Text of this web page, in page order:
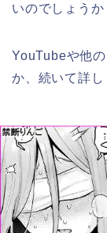
いのでしょうか
YouTubeや他
か、続いて詳し